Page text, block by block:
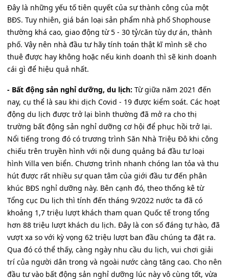
Đây là những yếu tố tiên quyết của sự thành công của một
BĐS. Tuy nhiên, giá bán loại sản phẩm nhà phố Shophouse
thường khá cao, giao động từ 5 - 30 tỷ/căn tùy dự án, thành
phố. Vậy nên nhà đầu tư hãy tính toán thật kĩ mình sẽ cho
thuê được hay không hoặc nếu kinh doanh thì sẽ kinh doanh
cái gì để hiệu quả nhất.
- Bất động sản nghỉ dưỡng, du lịch: Từ giữa năm 2021 đến
nay, cụ thể là sau khi dịch Covid - 19 được kiểm soát. Các hoạt
động du lịch được trở lại bình thường đã mở ra cho thị
trường bất động sản nghỉ dưỡng cơ hội để phục hồi trở lại.
Nổi tiếng trong đó có trương trình Săn Nhà Triệu Đô khi công
chiếu trên truyền hình với nội dung quảng bá đầu tư loại
hình Villa ven biển. Chương trình nhanh chóng lan tỏa và thu
hút được rất nhiều sự quan tâm của giới đầu tư đến phân
khúc BĐS nghỉ dưỡng này. Bên cạnh đó, theo thống kê từ
Tổng cục Du lịch thì tính đến tháng 9/2022 nước ta đã có
khoảng 1,7 triệu lượt khách tham quan Quốc tế trong tổng
hơn 88 triệu lượt khách du lịch. Đây là con số đáng tự hào, đã
vượt xa so với kỳ vọng 62 triệu lượt ban đầu chúng ta đặt ra.
Qua đó có thể thấy, càng ngày nhu cầu du lịch, vui chơi giải
trí của người dân trong và ngoài nước càng tăng cao. Cho nên
đầu tư vào bất động sản nghỉ dưỡng lúc này vô cùng tốt, vừa